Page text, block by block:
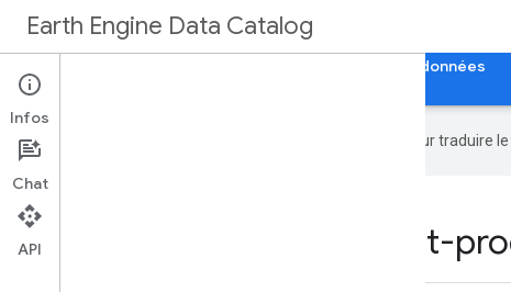
Earth Engine Data Catalog
Tous les ensembles de données
Google utilise la technologie IA pour traduire
Datasets tagged plant-
Infos
Chat
API